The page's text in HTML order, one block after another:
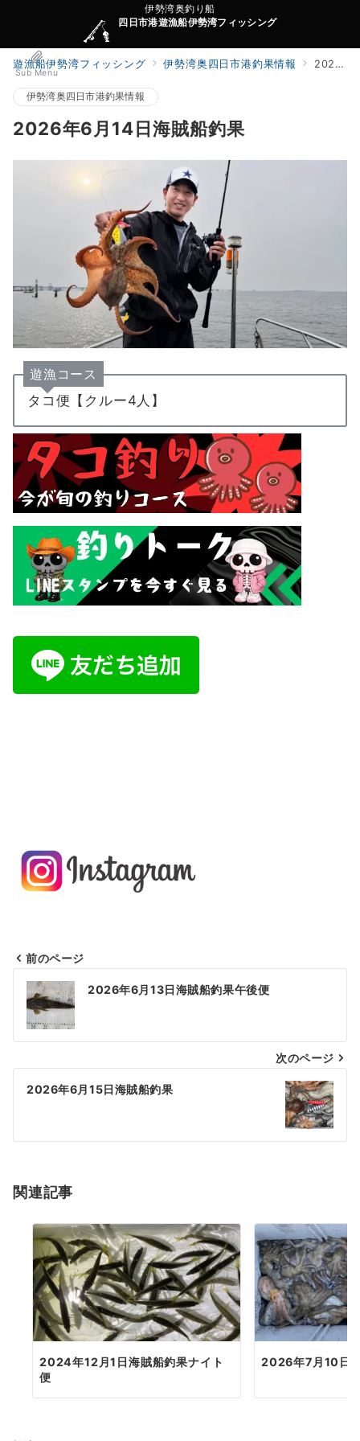
伊勢湾奥釣り船
四日市港遊漁船伊勢湾フィッシング
Sub Menu
遊漁船伊勢湾フィッシング 伊勢湾奥四日市港釣果情報 2026年6月14日海賊船釣果
伊勢湾奥四日市港釣果情報
2026年6月14日海賊船釣果
遊漁コース
タコ便【クルー4人】
投
稿
ナ
ビ
ゲ
シ
ン
前のページ
2026年6月13日海賊船釣果午後便
次のページ
2026年6月15日海賊船釣果
関連記事
2024年12月1日海賊船釣果ナイト
便
2026年7月10日